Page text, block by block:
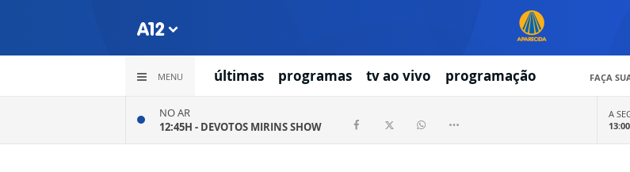
MENU últimas programas tv ao vivo programação FAÇA
NO AR
12:45H - DEVOTOS MIRINS SHOW
A